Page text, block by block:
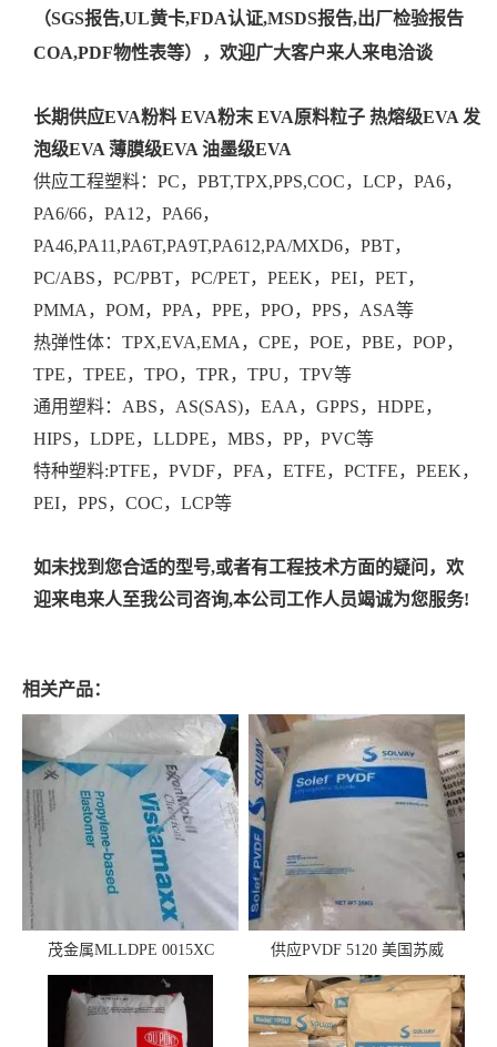
（SGS报告,UL黄卡,FDA认证,MSDS报告,出厂检验报告
COA,PDF物性表等），欢迎广大客户来人来电洽谈
长期供应EVA粉料 EVA粉末 EVA原料粒子 热熔级EVA 发
泡级EVA 薄膜级EVA 油墨级EVA
供应工程塑料：PC，PBT,TPX,PPS,COC，LCP，PA6，
PA6/66，PA12，PA66，
PA46,PA11,PA6T,PA9T,PA612,PA/MXD6，PBT，
PC/ABS，PC/PBT，PC/PET，PEEK，PEI，PET，
PMMA，POM，PPA，PPE，PPO，PPS，ASA等
热弹性体：TPX,EVA,EMA，CPE，POE，PBE，POP，
TPE，TPEE，TPO，TPR，TPU，TPV等
通用塑料：ABS，AS(SAS)，EAA，GPPS，HDPE，
HIPS，LDPE，LLDPE，MBS，PP，PVC等
特种塑料:PTFE，PVDF，PFA，ETFE，PCTFE，PEEK，
PEI，PPS，COC，LCP等
如未找到您合适的型号,或者有工程技术方面的疑问，欢
迎来电来人至我公司咨询,本公司工作人员竭诚为您服务!
相关产品：
茂金属MLLDPE 0015XC
0019XC 现货
供应PVDF 5120 美国苏威